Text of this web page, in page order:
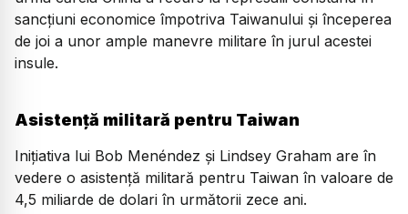
sancţiuni economice împotriva Taiwanului şi începerea
de joi a unor ample manevre militare în jurul acestei
insule.
Asistență militară pentru Taiwan
Iniţiativa lui Bob Menéndez și Lindsey Graham are în
vedere o asistenţă militară pentru Taiwan în valoare de
4,5 miliarde de dolari în următorii zece ani.